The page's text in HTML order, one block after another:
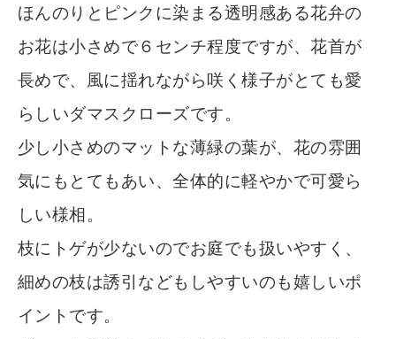
ほんのりとピンクに染まる透明感ある花弁の
お花は小さめで６センチ程度ですが、花首が
長めで、風に揺れながら咲く様子がとても愛
らしいダマスクローズです。
少し小さめのマットな薄緑の葉が、花の雰囲
気にもとてもあい、全体的に軽やかで可愛ら
しい様相。
枝にトゲが少ないのでお庭でも扱いやすく、
細めの枝は誘引などもしやすいのも嬉しいポ
イントです。